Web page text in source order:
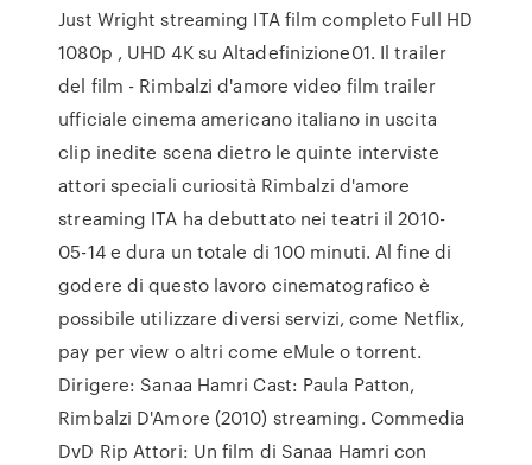
Just Wright streaming ITA film completo Full HD
1080p , UHD 4K su Altadefinizione01. Il trailer
del film - Rimbalzi d'amore video film trailer
ufficiale cinema americano italiano in uscita
clip inedite scena dietro le quinte interviste
attori speciali curiosità Rimbalzi d'amore
streaming ITA ha debuttato nei teatri il 2010-
05-14 e dura un totale di 100 minuti. Al fine di
godere di questo lavoro cinematografico è
possibile utilizzare diversi servizi, come Netflix,
pay per view o altri come eMule o torrent.
Dirigere: Sanaa Hamri Cast: Paula Patton,
Rimbalzi D'Amore (2010) streaming. Commedia
DvD Rip Attori: Un film di Sanaa Hamri con